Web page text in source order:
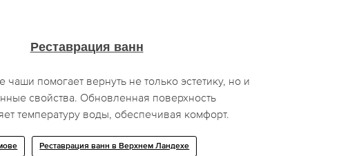
Реставрация ванн
чаши помогает вернуть не только эстетику, но и
свойства. Обновленная поверхность
температуру воды, обеспечивая комфорт.
Реставрация ванн в Верхнем Ландехе